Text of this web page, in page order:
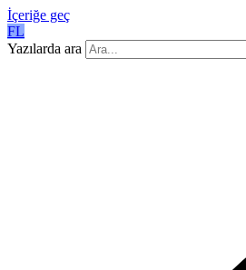
İçeriğe geç
FL
Yazılarda ara